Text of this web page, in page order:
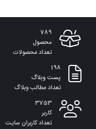
789
محصول
تعداد محصولات
198
پست وبلاگ
تعداد مطالب وبلاگ
3753
کاربر
تعداد کاربران سایت